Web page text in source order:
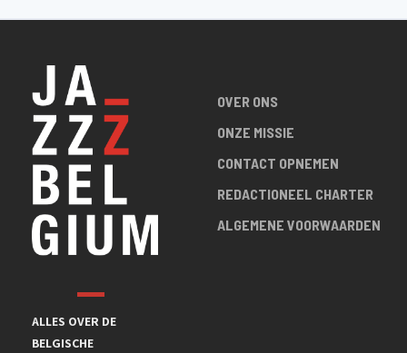
ALLES OVER DE
BELGISCHE
OVER ONS
ONZE MISSIE
CONTACT OPNEMEN
REDACTIONEEL CHARTER
ALGEMENE VOORWAARDEN